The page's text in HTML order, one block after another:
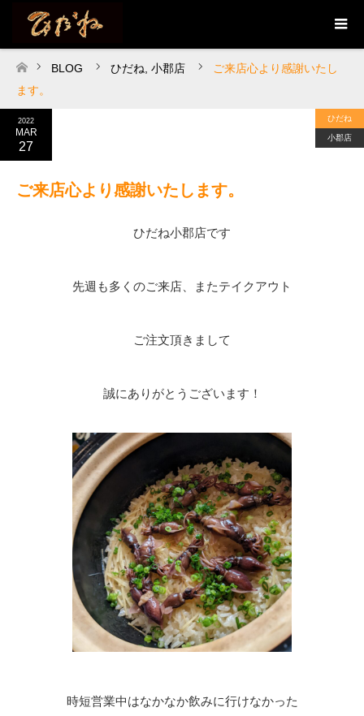
ホーム
BLOG ひだね 小郡店
ご来店心より感謝いたし
ます。
2022
MAR
27
ひだね
小郡店
ご来店心より感謝いたします。
ひだね小郡店です
先週も多くのご来店、またテイクアウト
ご注文頂きまして
誠にありがとうございます！
時短営業中はなかなか飲みに行けなかった